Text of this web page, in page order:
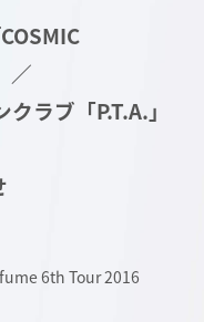
／
ラブ「P.T.A.」
6th Tour 2016